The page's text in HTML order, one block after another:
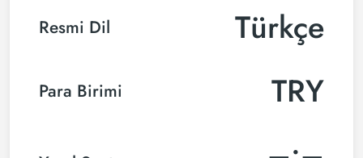
Resmi Dil Türkçe
Para Birimi TRY